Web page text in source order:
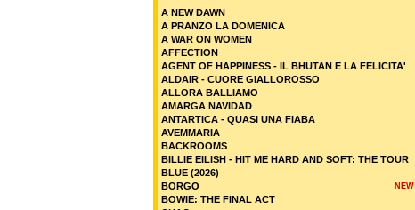
A NEW DAWN
A PRANZO LA DOMENICA
A WAR ON WOMEN
AFFECTION
AGENT OF HAPPINESS - IL BHUTAN E LA FELICITA'
ALDAIR - CUORE GIALLOROSSO
ALLORA BALLIAMO
AMARGA NAVIDAD
ANTARTICA - QUASI UNA FIABA
AVEMMARIA
BACKROOMS
BILLIE EILISH - HIT ME HARD AND SOFT: THE TOUR
BLUE (2026)
NEW
BORGO
BOWIE: THE FINAL ACT